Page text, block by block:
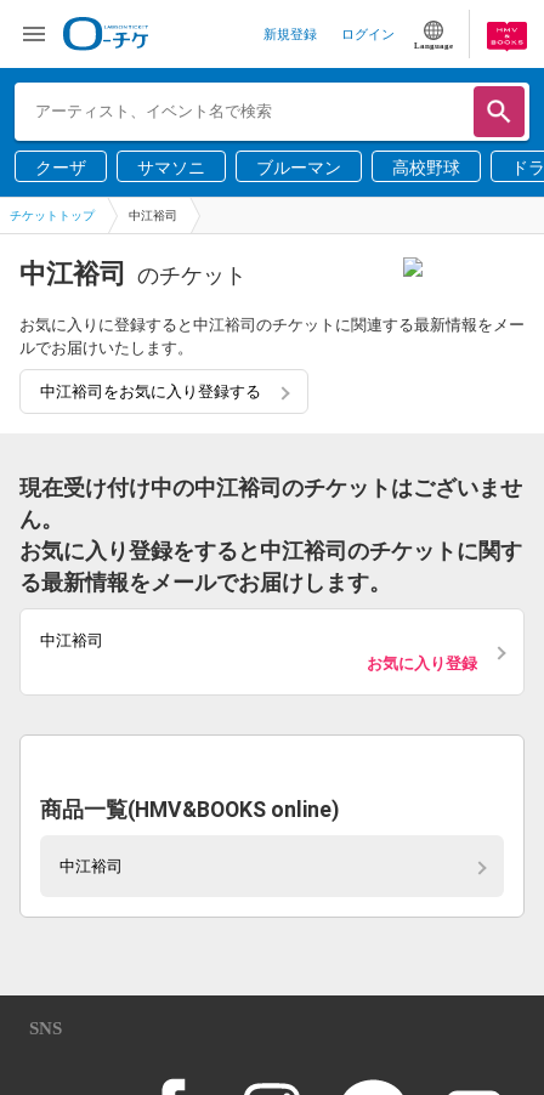
新規登録 ログイン
Language
クーザ サマソニ ブルーマン 高校野球 ド
チケットトップ 中江裕司
中江裕司 のチケット
お気に入りに登録すると中江裕司のチケットに関連する最新情報をメー
ルでお届けいたします。
中江裕司をお気に入り登録する
現在受け付け中の中江裕司のチケットはございませ
ん。
お気に入り登録をすると中江裕司のチケットに関す
る最新情報をメールでお届けします。
中江裕司
お気に入り登録
商品一覧(HMV&BOOKS online)
中江裕司
SNS